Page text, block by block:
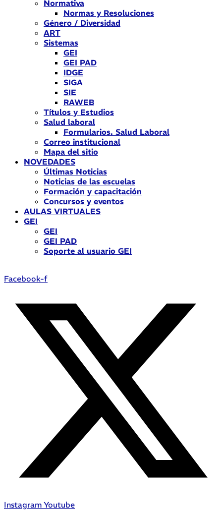
Normativa
Normas y Resoluciones
Género / Diversidad
ART
Sistemas
GEI
GEI PAD
IDGE
SIGA
SIE
RAWEB
Títulos y Estudios
Salud laboral
Formularios. Salud Laboral
Correo institucional
Mapa del sitio
NOVEDADES
Últimas Noticias
Noticias de las escuelas
Formación y capacitación
Concursos y eventos
AULAS VIRTUALES
GEI
GEI
GEI PAD
Soporte al usuario GEI
Facebook-f
Instagram Youtube